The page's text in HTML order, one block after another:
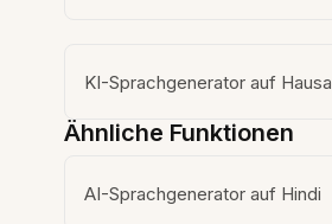
KI-Sprachgenerator auf Hausa
Ähnliche Funktionen
AI-Sprachgenerator auf Hindi